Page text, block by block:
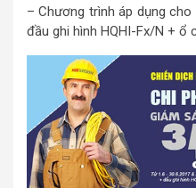
– Chương trình áp dụng
đầu ghi hình HQHI-Fx/N + ổ